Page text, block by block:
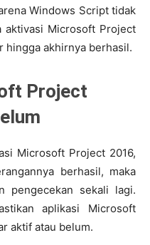
Windows Script tidak
aktivasi Microsoft Project
hingga akhirnya berhasil.
Microsoft Project 2016,
berhasil, maka
pengecekan sekali lagi.
aplikasi Microsoft
aktif atau belum.